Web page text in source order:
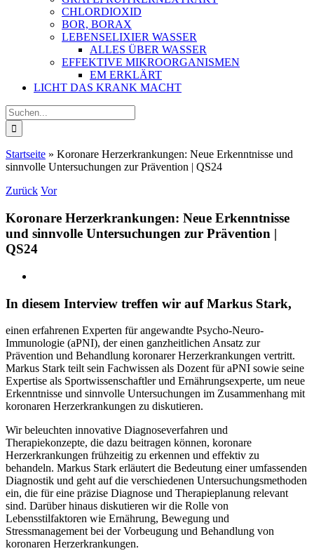
CHLORDIOXID
BOR, BORAX
LEBENSELIXIER WASSER
ALLES ÜBER WASSER
EFFEKTIVE MIKROORGANISMEN
EM ERKLÄRT
LICHT DAS KRANK MACHT
Suche
nach:
Startseite » Koronare Herzerkrankungen: Neue Erkenntnisse und
sinnvolle Untersuchungen zur Prävention | QS24
Zurück Vor
Koronare Herzerkrankungen: Neue Erkenntnisse
und sinnvolle Untersuchungen zur Prävention |
QS24
In diesem Interview treffen wir auf Markus Stark,
einen erfahrenen Experten für angewandte Psycho-Neuro-
Immunologie (aPNI), der einen ganzheitlichen Ansatz zur
Prävention und Behandlung koronarer Herzerkrankungen vertritt.
Markus Stark teilt sein Fachwissen als Dozent für aPNI sowie seine
Expertise als Sportwissenschaftler und Ernährungsexperte, um neue
Erkenntnisse und sinnvolle Untersuchungen im Zusammenhang mit
koronaren Herzerkrankungen zu diskutieren.
Wir beleuchten innovative Diagnoseverfahren und
Therapiekonzepte, die dazu beitragen können, koronare
Herzerkrankungen frühzeitig zu erkennen und effektiv zu
behandeln. Markus Stark erläutert die Bedeutung einer umfassenden
Diagnostik und geht auf die verschiedenen Untersuchungsmethoden
ein, die für eine präzise Diagnose und Therapieplanung relevant
sind. Darüber hinaus diskutieren wir die Rolle von
Lebensstilfaktoren wie Ernährung, Bewegung und
Stressmanagement bei der Vorbeugung und Behandlung von
koronaren Herzerkrankungen.